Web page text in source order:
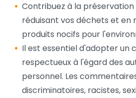
Contribuez à la
réduisant vos déchets et en
produits nocifs pour
Il est essentiel d'adopter un
respectueux à l'égard des
personnel. Les
discriminatoires, racistes,